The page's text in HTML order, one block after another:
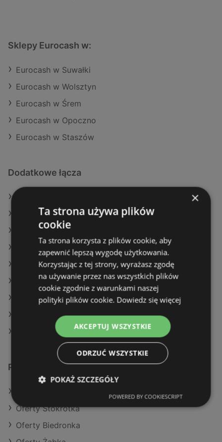
Sklepy Eurocash w:
Eurocash w Suwałki
Eurocash w Wolsztyn
Eurocash w Śrem
Eurocash w Opoczno
Eurocash w Staszów
Dodatkowe łącza
Oferty Netto
Oferty Auchan
Aktualne gazetki POLOmarket
Aktualne gazetki Aldi
Aktualne gazetki Stokrotka
Aktualne gazetki Action
Aktualne gazetki Kaufland
Sklepy Eurocash w Kamień Pomorski
Podobne sklepy detaliczne
Oferty Stokrotka
Oferty Biedronka
×
Ta strona używa plików
cookie
Ta strona korzysta z plików cookie, aby
zapewnić lepszą wygodę użytkowania.
Korzystając z tej strony, wyrażasz zgodę
na używanie przez nas wszystkich plików
cookie zgodnie z warunkami naszej
polityki plików cookie. Dowiedz się więcej
AKCEPTUJ WSZYSTKIE
ODRZUĆ WSZYSTKIE
POKAŻ SZCZEGÓŁY
POWERED BY COOKIESCRIPT